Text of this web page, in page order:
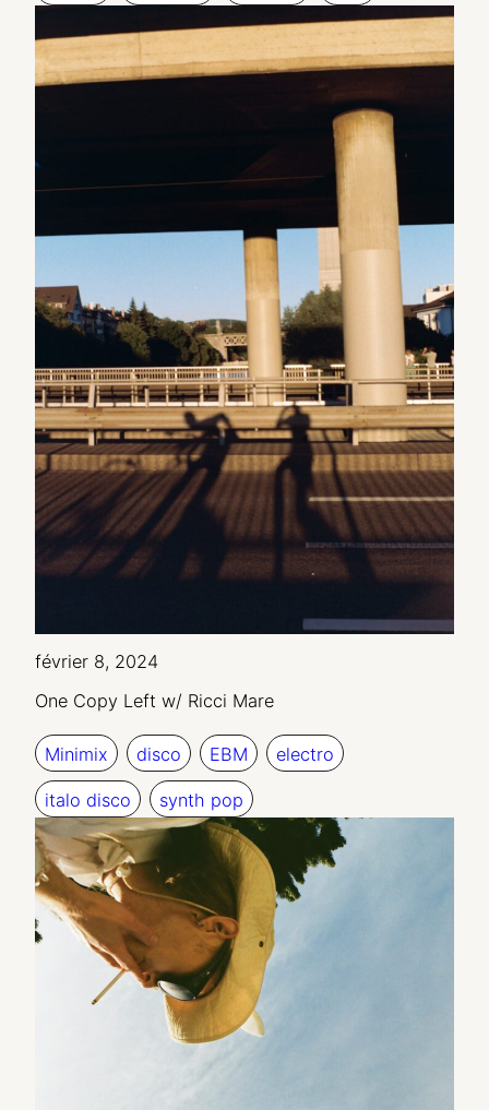
février 8, 2024
One Copy Left w/ Ricci Mare
Minimix disco EBM electro
italo disco synth pop